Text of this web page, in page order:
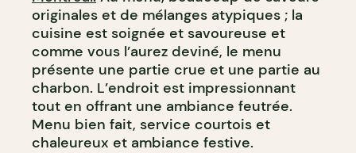
originales et de mélanges atypiques ; la
cuisine est soignée et savoureuse et
comme vous l’aurez deviné, le menu
présente une partie crue et une partie au
charbon. L’endroit est impressionnant
tout en offrant une ambiance feutrée.
Menu bien fait, service courtois et
chaleureux et ambiance festive.